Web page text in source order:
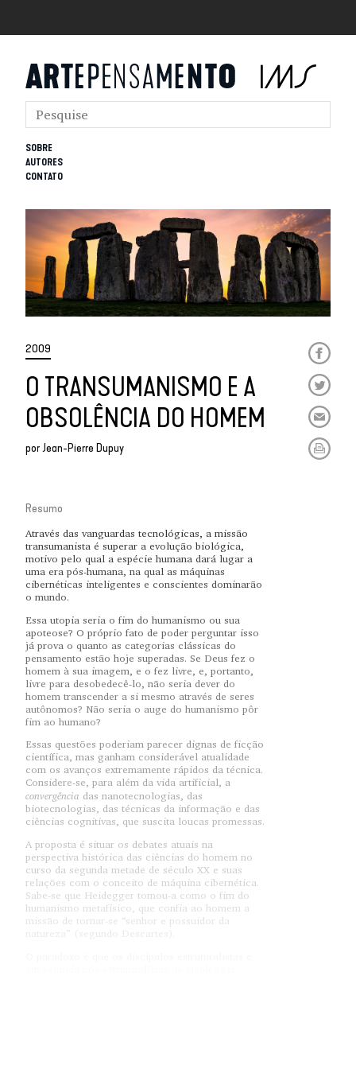
SOBRE
AUTORES
CONTATO
2009
O TRANSUMANISMO E A
OBSOLÊNCIA DO HOMEM
porJean-Pierre Dupuy
Resumo
Através das vanguardas tecnológicas, a missão
transumanista é superar a evolução biológica,
motivo pelo qual a espécie humana dará lugar a
uma era pós-humana, na qual as máquinas
cibernéticas inteligentes e conscientes dominarão
o mundo.
Essa utopia seria o fim do humanismo ou sua
apoteose? O próprio fato de poder perguntar isso
já prova o quanto as categorias clássicas do
pensamento estão hoje superadas. Se Deus fez o
homem à sua imagem, e o fez livre, e, portanto,
livre para desobedecê-lo, não seria dever do
homem transcender a si mesmo através de seres
autônomos? Não seria o auge do humanismo pôr
fim ao humano?
Essas questões poderiam parecer dignas de ficção
científica, mas ganham considerável atualidade
com os avanços extremamente rápidos da técnica.
Considere-se, para além da vida artificial, a
convergência das nanotecnologias, das
biotecnologias, das técnicas da informação e das
ciências cognitivas, que suscita loucas promessas.
A proposta é situar os debates atuais na
perspectiva histórica das ciências do homem no
curso da segunda metade de século XX e suas
relações com o conceito de máquina cibernética.
Sabe-se que Heidegger tomou-a como o fim do
humanismo metafísico, que confia ao homem a
missão de tornar-se “senhor e possuidor da